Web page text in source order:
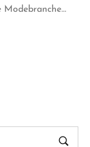
Modebranche…